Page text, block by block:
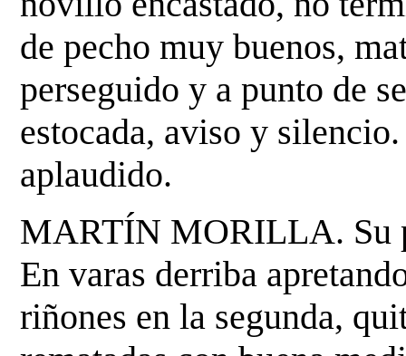
de pecho muy buenos,
perseguido y a punto de
estocada, aviso y
aplaudido.
MARTÍN MORILLA. Su
En varas derriba
riñones en la segunda,